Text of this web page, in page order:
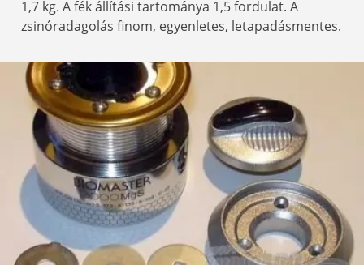
1,7 kg. A fék állítási tartománya 1,5 fordulat. A
zsinóradagolás finom, egyenletes, letapadásmentes.